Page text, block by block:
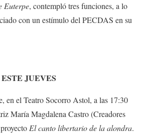
Euterpe, contempló tres funciones, a lo
con un estímulo del PECDAS en su
JUEVES
en el Teatro Socorro Astol, a las 17:30
María Magdalena Castro (Creadores
El canto libertario de la alondra.